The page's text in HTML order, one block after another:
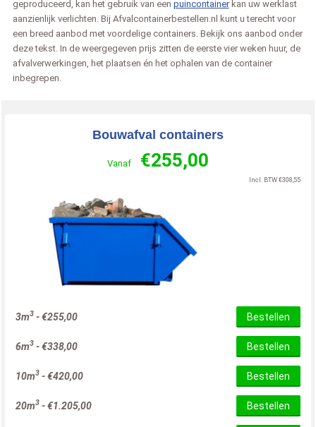
geproduceerd, kan het gebruik van een puincontainerkan uw werklast
aanzienlijk verlichten. Bij Afvalcontainerbestellen.nl kunt u terecht voor
een breed aanbod met voordelige containers. Bekijk ons aanbod onder
deze tekst. In de weergegeven prijs zitten de eerste vier weken huur, de
afvalverwerkingen, het plaatsen én het ophalen van de container
inbegrepen.
Bouwafval containers
Vanaf €255,00
Incl. BTW €308,55
3m3 -€255,00 Bestellen
6m3 -€338,00 Bestellen
10m3 -€420,00 Bestellen
20m3 -€1.205,00 Bestellen